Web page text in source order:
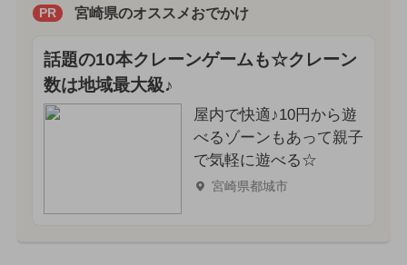
PR 宮崎県のオススメおでかけ
話題の10本クレーンゲームも☆クレーン
数は地域最大級♪
屋内で快適♪10円から遊
べるゾーンもあって親子
で気軽に遊べる☆
宮崎県都城市